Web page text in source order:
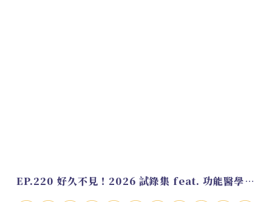
EP.220 好久不見！2026 試錄集 feat. 功能醫學營養師 美寶